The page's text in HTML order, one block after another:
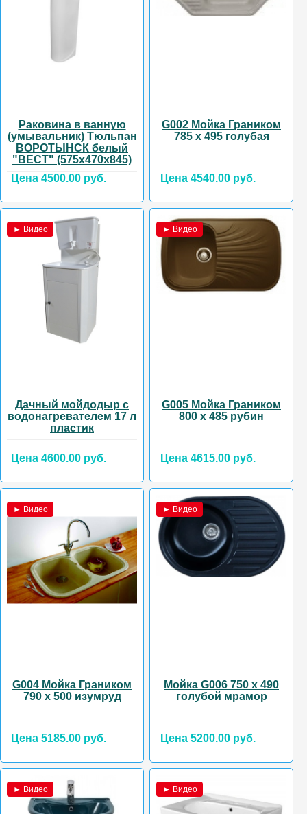
Раковина в ванную
(умывальник) Тюльпан
ВОРОТЫНСК белый
"ВЕСТ" (575х470х845)
Цена 4500.00 руб.
G002 Мойка Граником
785 х 495 голубая
Цена 4540.00 руб.
► Видео
Дачный мойдодыр с
водонагревателем 17 л
пластик
Цена 4600.00 руб.
► Видео
G005 Мойка Граником
800 х 485 рубин
Цена 4615.00 руб.
► Видео
G004 Мойка Граником
790 х 500 изумруд
Цена 5185.00 руб.
► Видео
Мойка G006 750 х 490
голубой мрамор
Цена 5200.00 руб.
► Видео ► Видео